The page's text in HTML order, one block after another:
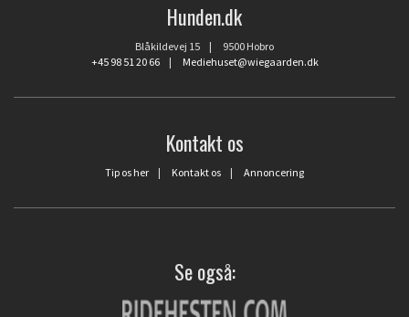
Hunden.dk
Blåkildevej 15 | 9500 Hobro
+45 98 51 20 66| Mediehuset@wiegaarden.dk
Kontakt os
Tip os her | Kontakt os | Annoncering
Se også: